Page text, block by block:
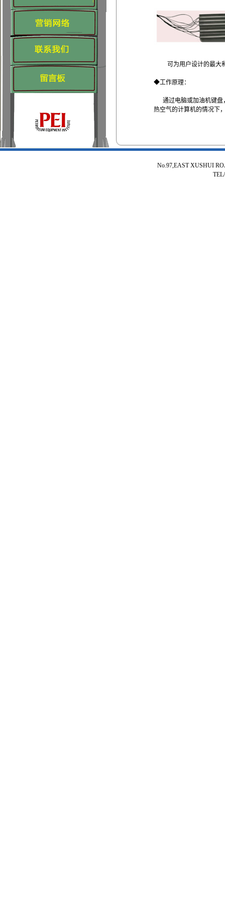
可为用户设计的最大
◆工作原理：
通过电脑或加油机键盘
热空气的计算机的情况下
No.97,EAST XUSHUI